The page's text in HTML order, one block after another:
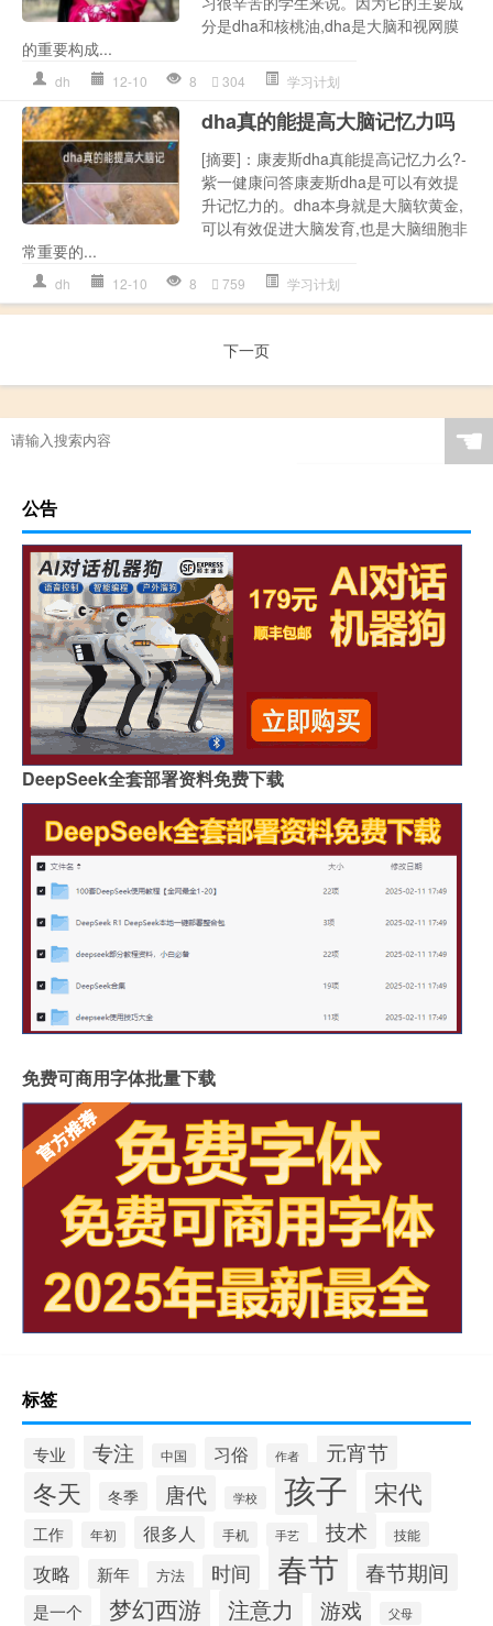
分是dha和核桃油,dha是大脑和视网膜
的重要构成...
dh 12-10 8 304 学习计划
dha真的能提高大脑记忆力吗
[摘要]：康麦斯dha真能提高记忆力么?-
紫一健康问答康麦斯dha是可以有效提
升记忆力的。dha本身就是大脑软黄金,
可以有效促进大脑发育,也是大脑细胞非
常重要的...
dh 12-10 8 759 学习计划
下一页
☚
公告
DeepSeek全套部署资料免费下载
免费可商用字体批量下载
标签
专业 专注 中国 习俗 作者 元宵节
冬天 冬季 唐代 学校 孩子 宋代
工作 年初 很多人 手机 手艺 技术 技能
攻略 新年 方法 时间 春节 春节期间
是一个 梦幻西游 注意力 游戏 父母